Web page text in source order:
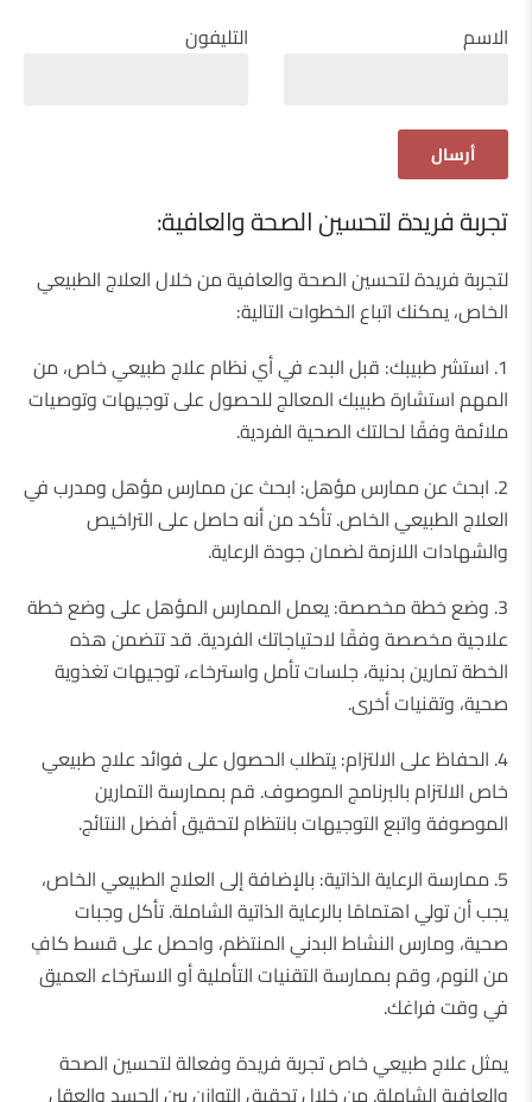
الاسم
التليفون
تجربة فريدة لتحسين الصحة والعافية:
لتجربة فريدة لتحسين الصحة والعافية من خلال العلاج الطبيعي
الخاص، يمكنك اتباع الخطوات التالية:
1. استشر طبيبك: قبل البدء في أي نظام علاج طبيعي خاص، من
المهم استشارة طبيبك المعالج للحصول على توجيهات وتوصيات
ملائمة وفقًا لحالتك الصحية الفردية.
2. ابحث عن ممارس مؤهل: ابحث عن ممارس مؤهل ومدرب في
العلاج الطبيعي الخاص. تأكد من أنه حاصل على التراخيص
والشهادات اللازمة لضمان جودة الرعاية.
3. وضع خطة مخصصة: يعمل الممارس المؤهل على وضع خطة
علاجية مخصصة وفقًا لاحتياجاتك الفردية. قد تتضمن هذه
الخطة تمارين بدنية، جلسات تأمل واسترخاء، توجيهات تغذوية
صحية، وتقنيات أخرى.
4. الحفاظ على الالتزام: يتطلب الحصول على فوائد علاج طبيعي
خاص الالتزام بالبرنامج الموصوف. قم بممارسة التمارين
الموصوفة واتبع التوجيهات بانتظام لتحقيق أفضل النتائج.
5. ممارسة الرعاية الذاتية: بالإضافة إلى العلاج الطبيعي الخاص،
يجب أن تولي اهتمامًا بالرعاية الذاتية الشاملة. تأكل وجبات
صحية، ومارس النشاط البدني المنتظم، واحصل على قسط كافٍ
من النوم، وقم بممارسة التقنيات التأملية أو الاسترخاء العميق
في وقت فراغك.
يمثل علاج طبيعي خاص تجربة فريدة وفعالة لتحسين الصحة
والعافية الشاملة. من خلال تحقيق التوازن بين الجسد والعقل